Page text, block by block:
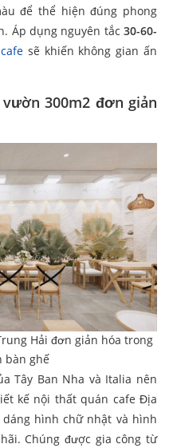
để thể hiện đúng phong
Áp dụng nguyên tắc 30-60-
sẽ khiến không gian ấn
300m2 đơn giản
Hải đơn giản hóa trong
bàn ghế
Tây Ban Nha và Italia nên
kế nội thất quán cafe Địa
hình chữ nhật và hình
Chúng được gia công từ